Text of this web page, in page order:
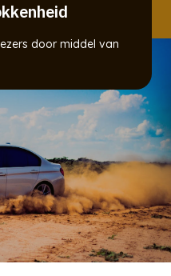
door middel van